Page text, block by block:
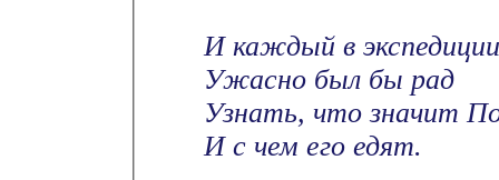
И каждый в экспедиции
Ужасно был бы рад
Узнать, что значит
И с чем его едят.